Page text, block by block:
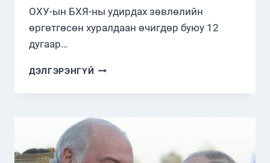
ОХУ-ын БХЯ-ны удирдах зөвлөлийн
өргөтгөсөн хуралдаан өчигдөр буюу 12
дугаар…
ДЭЛГЭРЭНГҮЙ В.ПУТИН,
НАР
ӨӨРЧЛӨЛТ
ШИНЭЧЛЭЛИЙН
ТАЛААР
ТОДОРХОЙ